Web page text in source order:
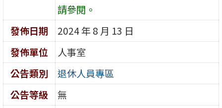
請參閱。
發佈日期
2024 年 8 月 13 日
發佈單位
人事室
公告類別
退休人員專區
公告等級
無